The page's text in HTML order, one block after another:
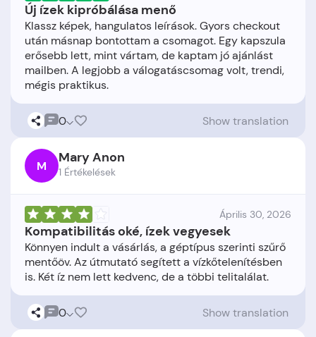
Új ízek kipróbálása menő
Klassz képek, hangulatos leírások. Gyors checkout
után másnap bontottam a csomagot. Egy kapszula
erősebb lett, mint vártam, de kaptam jó ajánlást
mailben. A legjobb a válogatáscsomag volt, trendi,
0 Show translation
M Mary Anon
1 Értékelések
Április 30, 2026
Kompatibilitás oké, ízek vegyesek
Könnyen indult a vásárlás, a géptípus szerinti szűrő
mentőöv. Az útmutató segített a vízkőtelenítésben
0 Show translation